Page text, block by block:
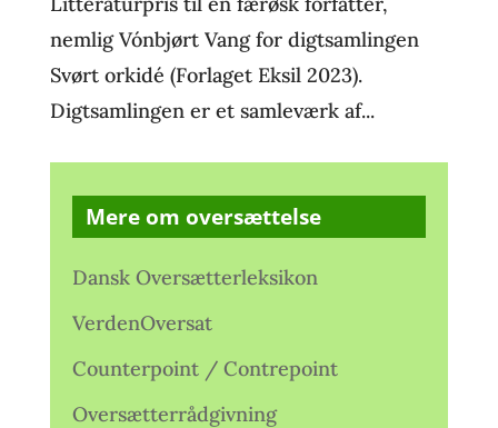
nemlig Vónbjørt Vang for digtsamlingen
Svørt orkidé (Forlaget Eksil 2023).
Digtsamlingen er et samleværk af...
Mere om oversættelse
Dansk Oversætterleksikon
VerdenOversat
Counterpoint / Contrepoint
Oversætterrådgivning